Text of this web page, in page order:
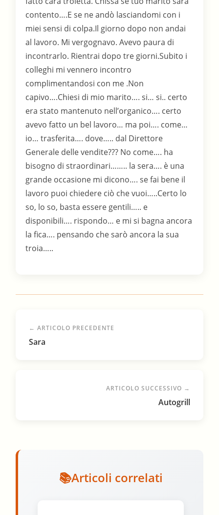
← ARTICOLO PRECEDENTE
Sara
ARTICOLO SUCCESSIVO →
Autogrill
Articoli correlati